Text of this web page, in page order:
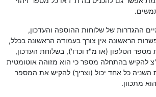
ההגדרות של שלוחות ההוספה והעדכון,
הראשונה אין צורך בעמודה הראשונה בכלל,
מספר הטלפון (או מ"ז וכדו'), בשלוחת העדכון,
להקיש בהתחלה מספר כי הוא מזוהה אוטומטית
השניה כל אחד יכול (וצריך) להקיש את המספר
מתכוון.